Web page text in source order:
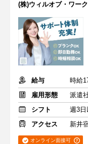
(株)ウィルオブ・ワー
給与
時給
雇用形態
派遣
シフト
週3日
アクセス
新井
オンライン面接可